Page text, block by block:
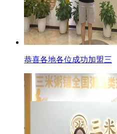
恭喜各地各位成功加盟三